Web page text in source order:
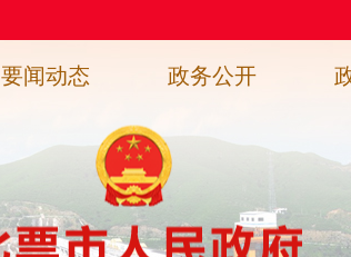
要闻动态 政务公开